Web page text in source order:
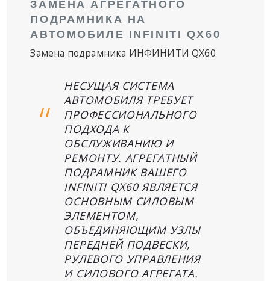
ЗАМЕНА АГРЕГАТНОГО
ПОДРАМНИКА НА
АВТОМОБИЛЕ INFINITI QX60
Замена подрамника ИНФИНИТИ QX60
НЕСУЩАЯ СИСТЕМА
АВТОМОБИЛЯ ТРЕБУЕТ
ПРОФЕССИОНАЛЬНОГО
ПОДХОДА К
ОБСЛУЖИВАНИЮ И
РЕМОНТУ. АГРЕГАТНЫЙ
ПОДРАМНИК ВАШЕГО
INFINITI QX60 ЯВЛЯЕТСЯ
ОСНОВНЫМ СИЛОВЫМ
ЭЛЕМЕНТОМ,
ОБЪЕДИНЯЮЩИМ УЗЛЫ
ПЕРЕДНЕЙ ПОДВЕСКИ,
РУЛЕВОГО УПРАВЛЕНИЯ
И СИЛОВОГО АГРЕГАТА.